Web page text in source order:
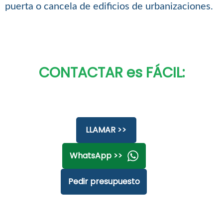
puerta o cancela de edificios de urbanizaciones.
CONTACTAR es FÁCIL:
LLAMAR >>
WhatsApp >>
Pedir presupuesto